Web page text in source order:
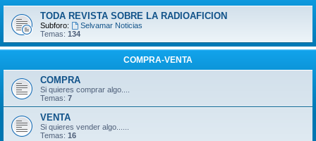
TODA REVISTA SOBRE LA RADIOAFICION
Subforo:
Selvamar Noticias
Temas: 134
COMPRA-VENTA
COMPRA
Si quieres comprar algo....
Temas: 7
VENTA
Si quieres vender algo......
Temas: 16